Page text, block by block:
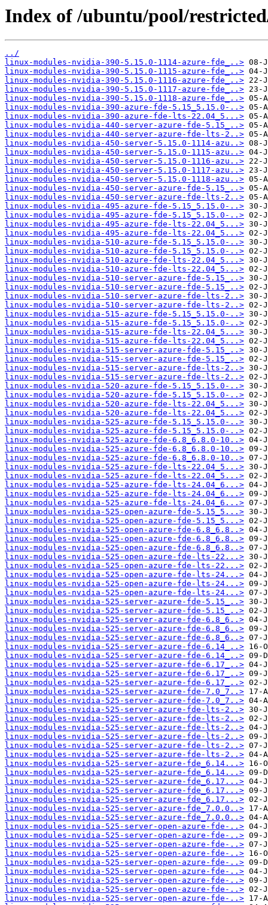
Index of /ubuntu/pool/
../
linux-modules-nvidia-390-5.15.0-1114-azure-fde_..>
linux-modules-nvidia-390-5.15.0-1115-azure-fde_..>
linux-modules-nvidia-390-5.15.0-1116-azure-fde_..>
linux-modules-nvidia-390-5.15.0-1117-azure-fde_..>
linux-modules-nvidia-390-5.15.0-1118-azure-fde_..>
linux-modules-nvidia-390-azure-fde-5.15_5.15.0-..>
linux-modules-nvidia-390-azure-fde-lts-22.04_5...>
linux-modules-nvidia-440-server-azure-fde-5.15_..>
linux-modules-nvidia-440-server-azure-fde-lts-2..>
linux-modules-nvidia-450-server-5.15.0-1114-azu..>
linux-modules-nvidia-450-server-5.15.0-1115-azu..>
linux-modules-nvidia-450-server-5.15.0-1116-azu..>
linux-modules-nvidia-450-server-5.15.0-1117-azu..>
linux-modules-nvidia-450-server-5.15.0-1118-azu..>
linux-modules-nvidia-450-server-azure-fde-5.15_..>
linux-modules-nvidia-450-server-azure-fde-lts-2..>
linux-modules-nvidia-495-azure-fde-5.15_5.15.0-..>
linux-modules-nvidia-495-azure-fde-5.15_5.15.0-..>
linux-modules-nvidia-495-azure-fde-lts-22.04_5...>
linux-modules-nvidia-495-azure-fde-lts-22.04_5...>
linux-modules-nvidia-510-azure-fde-5.15_5.15.0-..>
linux-modules-nvidia-510-azure-fde-5.15_5.15.0-..>
linux-modules-nvidia-510-azure-fde-lts-22.04_5...>
linux-modules-nvidia-510-azure-fde-lts-22.04_5...>
linux-modules-nvidia-510-server-azure-fde-5.15_..>
linux-modules-nvidia-510-server-azure-fde-5.15_..>
linux-modules-nvidia-510-server-azure-fde-lts-2..>
linux-modules-nvidia-510-server-azure-fde-lts-2..>
linux-modules-nvidia-515-azure-fde-5.15_5.15.0-..>
linux-modules-nvidia-515-azure-fde-5.15_5.15.0-..>
linux-modules-nvidia-515-azure-fde-lts-22.04_5...>
linux-modules-nvidia-515-azure-fde-lts-22.04_5...>
linux-modules-nvidia-515-server-azure-fde-5.15_..>
linux-modules-nvidia-515-server-azure-fde-5.15_..>
linux-modules-nvidia-515-server-azure-fde-lts-2..>
linux-modules-nvidia-515-server-azure-fde-lts-2..>
linux-modules-nvidia-520-azure-fde-5.15_5.15.0-..>
linux-modules-nvidia-520-azure-fde-5.15_5.15.0-..>
linux-modules-nvidia-520-azure-fde-lts-22.04_5...>
linux-modules-nvidia-520-azure-fde-lts-22.04_5...>
linux-modules-nvidia-525-azure-fde-5.15_5.15.0-..>
linux-modules-nvidia-525-azure-fde-5.15_5.15.0-..>
linux-modules-nvidia-525-azure-fde-6.8_6.8.0-10..>
linux-modules-nvidia-525-azure-fde-6.8_6.8.0-10..>
linux-modules-nvidia-525-azure-fde-6.8_6.8.0-10..>
linux-modules-nvidia-525-azure-fde-lts-22.04_5...>
linux-modules-nvidia-525-azure-fde-lts-22.04_5...>
linux-modules-nvidia-525-azure-fde-lts-24.04_6...>
linux-modules-nvidia-525-azure-fde-lts-24.04_6...>
linux-modules-nvidia-525-azure-fde-lts-24.04_6...>
linux-modules-nvidia-525-open-azure-fde-5.15_5...>
linux-modules-nvidia-525-open-azure-fde-5.15_5...>
linux-modules-nvidia-525-open-azure-fde-6.8_6.8..>
linux-modules-nvidia-525-open-azure-fde-6.8_6.8..>
linux-modules-nvidia-525-open-azure-fde-6.8_6.8..>
linux-modules-nvidia-525-open-azure-fde-lts-22...>
linux-modules-nvidia-525-open-azure-fde-lts-22...>
linux-modules-nvidia-525-open-azure-fde-lts-24...>
linux-modules-nvidia-525-open-azure-fde-lts-24...>
linux-modules-nvidia-525-open-azure-fde-lts-24...>
linux-modules-nvidia-525-server-azure-fde-5.15_..>
linux-modules-nvidia-525-server-azure-fde-5.15_..>
linux-modules-nvidia-525-server-azure-fde-6.8_6..>
linux-modules-nvidia-525-server-azure-fde-6.8_6..>
linux-modules-nvidia-525-server-azure-fde-6.8_6..>
linux-modules-nvidia-525-server-azure-fde-6.14_..>
linux-modules-nvidia-525-server-azure-fde-6.14_..>
linux-modules-nvidia-525-server-azure-fde-6.17_..>
linux-modules-nvidia-525-server-azure-fde-6.17_..>
linux-modules-nvidia-525-server-azure-fde-6.17_..>
linux-modules-nvidia-525-server-azure-fde-7.0_7..>
linux-modules-nvidia-525-server-azure-fde-7.0_7..>
linux-modules-nvidia-525-server-azure-fde-lts-2..>
linux-modules-nvidia-525-server-azure-fde-lts-2..>
linux-modules-nvidia-525-server-azure-fde-lts-2..>
linux-modules-nvidia-525-server-azure-fde-lts-2..>
linux-modules-nvidia-525-server-azure-fde-lts-2..>
linux-modules-nvidia-525-server-azure-fde-lts-2..>
linux-modules-nvidia-525-server-azure-fde_6.14...>
linux-modules-nvidia-525-server-azure-fde_6.14...>
linux-modules-nvidia-525-server-azure-fde_6.17...>
linux-modules-nvidia-525-server-azure-fde_6.17...>
linux-modules-nvidia-525-server-azure-fde_6.17...>
linux-modules-nvidia-525-server-azure-fde_7.0.0..>
linux-modules-nvidia-525-server-azure-fde_7.0.0..>
linux-modules-nvidia-525-server-open-azure-fde-..>
linux-modules-nvidia-525-server-open-azure-fde-..>
linux-modules-nvidia-525-server-open-azure-fde-..>
linux-modules-nvidia-525-server-open-azure-fde-..>
linux-modules-nvidia-525-server-open-azure-fde-..>
linux-modules-nvidia-525-server-open-azure-fde-..>
linux-modules-nvidia-525-server-open-azure-fde-..>
linux-modules-nvidia-525-server-open-azure-fde-..>
linux-modules-nvidia-525-server-open-azure-fde-..>